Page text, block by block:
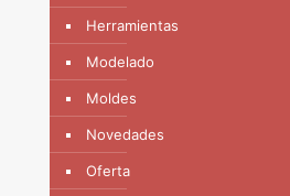
Herramientas
Modelado
Moldes
Novedades
Oferta